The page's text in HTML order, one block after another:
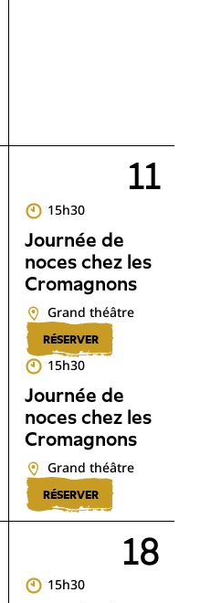
11
15h30
Journée de
noces chez les
Cromagnons
Grand théâtre
RÉSERVER
15h30
Journée de
noces chez les
Cromagnons
Grand théâtre
RÉSERVER
18
15h30